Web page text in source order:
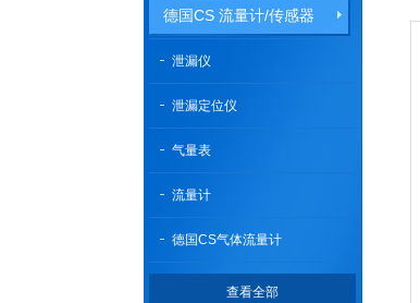
德国CS 流量计/传感器
泄漏仪
泄漏定位仪
气量表
流量计
德国CS气体流量计
查看全部